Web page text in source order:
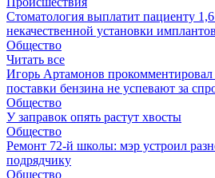
Стоматология выплатит пациенту
некачественной установки имплантов
Общество
Читать все
Игорь Артамонов прокомментировал
поставки бензина не успевают за
Общество
У заправок опять растут хвосты
Общество
Ремонт 72‑й школы: мэр устроил
подрядчику
Общество